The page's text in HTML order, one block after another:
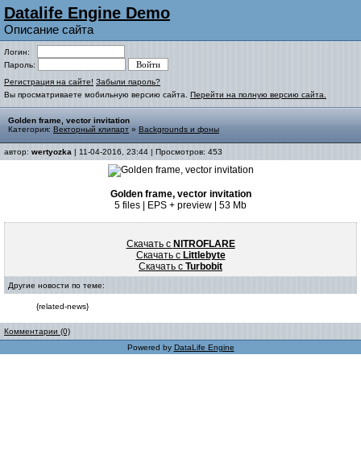
Datalife Engine Demo
Описание сайта
Логин:
Пароль:
Регистрация на сайте! Забыли пароль?
Вы просматриваете мобильную версию сайта. Перейти на полную версию сайта.
Golden frame, vector invitation
Категория: Векторный клипарт » Backgrounds и фоны
автор: wertyozka | 11-04-2016, 23:44 | Просмотров: 453
Golden frame, vector invitation
5 files | EPS + preview | 53 Mb
Скачать с NITROFLARE
Скачать с Littlebyte
Скачать с Turbobit
Другие новости по теме:
{related-news}
Комментарии (0)
Powered by DataLife Engine